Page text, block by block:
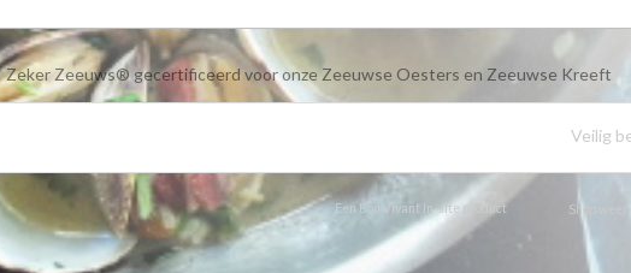
Zeker Zeeuws® gecertificeerd voor onze Zeeuwse Oesters en Zeeuwse Kreeft
Veilig
Een Bon Vivant In-site product Shop